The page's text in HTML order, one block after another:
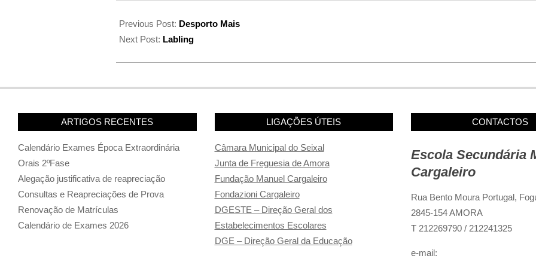
Previous Post: Desporto Mais
Next Post: Labling
ARTIGOS RECENTES
Calendário Exames Época Extraordinária
Orais 2ºFase
Alegação justificativa de reapreciação
Consultas e Reapreciações de Prova
Renovação de Matrículas
Calendário de Exames 2026
LIGAÇÕES ÚTEIS
Câmara Municipal do Seixal
Junta de Freguesia de Amora
Fundação Manuel Cargaleiro
Fondazioni Cargaleiro
DGESTE – Direção Geral dos
Estabelecimentos Escolares
DGE – Direção Geral da Educação
CONTACTOS
Escola Secundária
Cargaleiro
Rua Bento Moura Portugal,
2845-154 AMORA
T 212269790 / 212241325
e-mail: